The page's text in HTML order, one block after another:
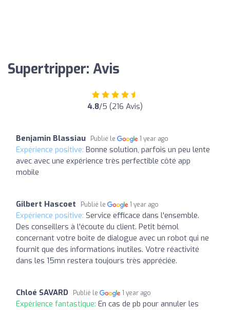
Supertripper: Avis
4.8/5 (216 Avis)
Benjamin Blassiau Publié le 1 year ago
Expérience positive: Bonne solution, parfois un peu lente
avec avec une expérience très perfectible côté app
mobile
Gilbert Hascoet Publié le 1 year ago
Expérience positive: Service efficace dans l'ensemble.
Des conseillers à l'écoute du client. Petit bémol
concernant votre boite de dialogue avec un robot qui ne
fournit que des informations inutiles. Votre réactivité
dans les 15mn restera toujours très appréciée.
Chloé SAVARD Publié le 1 year ago
Expérience fantastique: En cas de pb pour annuler les